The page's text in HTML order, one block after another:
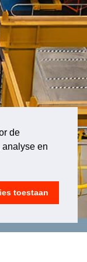
de
en
toestaan